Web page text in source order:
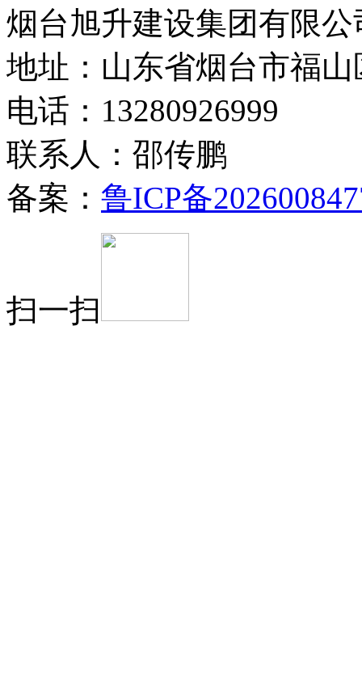
烟台旭升建设集团有限
地址：山东省烟台市福
电话：13280926999
联系人：邵传鹏
备案： 鲁ICP备
扫一扫